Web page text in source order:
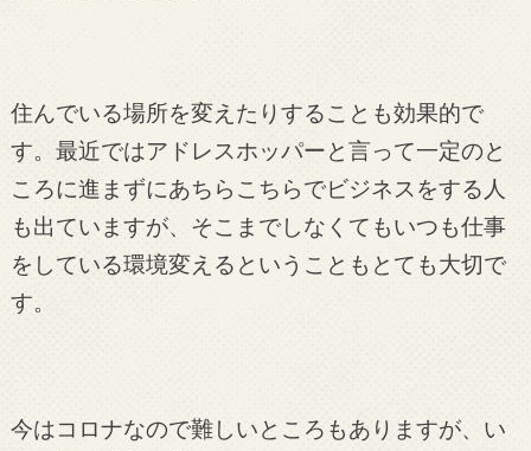
住んでいる場所を変えたりすることも効果的で
す。最近ではアドレスホッパーと言って一定のと
ころに進まずにあちらこちらでビジネスをする人
も出ていますが、そこまでしなくてもいつも仕事
をしている環境変えるということもとても大切で
す。
今はコロナなので難しいところもありますが、い